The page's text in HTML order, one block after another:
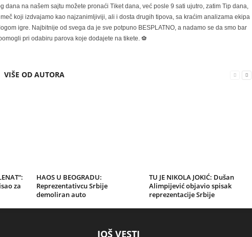
dana na našem sajtu možete pronaći Tiket dana, već posle 9 sati ujutro, zatim Tip dana,
koji izdvajamo kao najzanimljiviji, ali i dosta drugih tipova, sa kraćim analizama ekipa
igre. Najbitnije od svega da je sve potpuno BESPLATNO, a nadamo se da smo bar
pri odabiru parova koje dodajete na tikete. ⚽
VIŠE OD AUTORA
za
HAOS U BEOGRADU:
Reprezentativcu Srbije
demoliran auto
TU JE NIKOLA JOKIĆ: Dušan
Alimpijević objavio spisak
reprezentacije Srbije
JOŠ VESTI